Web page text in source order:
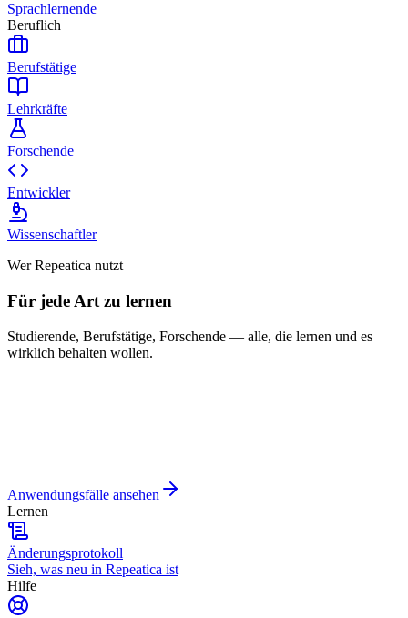
Sprachlernende
Beruflich
Berufstätige
Lehrkräfte
Forschende
Entwickler
Wissenschaftler
Wer Repeatica nutzt
Für jede Art zu lernen
Studierende, Berufstätige, Forschende — alle, die lernen und es
wirklich behalten wollen.
Anwendungsfälle ansehen
Lernen
Änderungsprotokoll
Sieh, was neu in Repeatica ist
Hilfe